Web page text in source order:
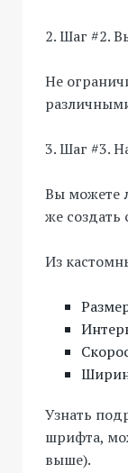
2. Шаг #2.
Не
3. Шаг #3.
Вы можете
же создать
Из
Узнать
шрифта,
выше).